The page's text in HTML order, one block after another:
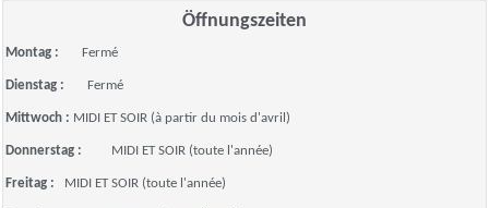
Öffnungszeiten
Montag : Fermé
Dienstag : Fermé
Mittwoch : MIDI ET SOIR (à partir du mois d'avril)
Donnerstag : MIDI ET SOIR (toute l'année)
Freitag : MIDI ET SOIR (toute l'année)